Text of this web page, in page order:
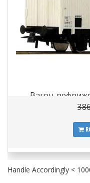
Вагон-
Handle Accordingly <